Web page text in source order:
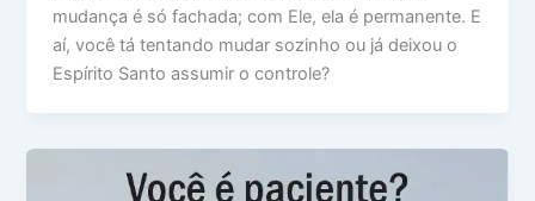
mudança é só fachada; com Ele, ela é permanente. E
aí, você tá tentando mudar sozinho ou já deixou o
Espírito Santo assumir o controle?